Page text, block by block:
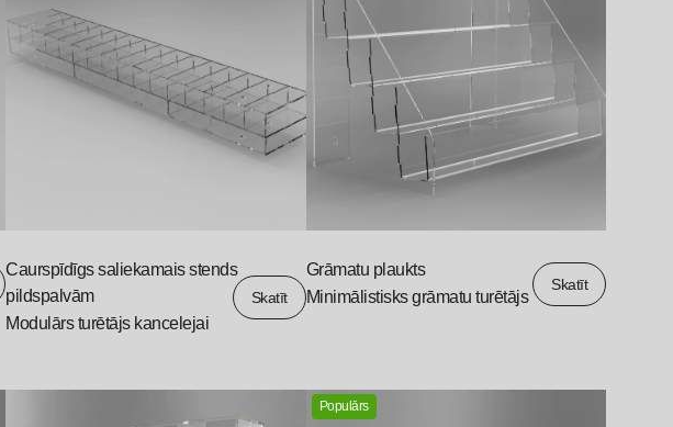
Caurspīdīgs saliekamais stends
pildspalvām
Modulārs turētājs kancelejai
Skatīt
Grāmatu plaukts
Minimālistisks grāmatu turētājs
Skatīt
Populārs